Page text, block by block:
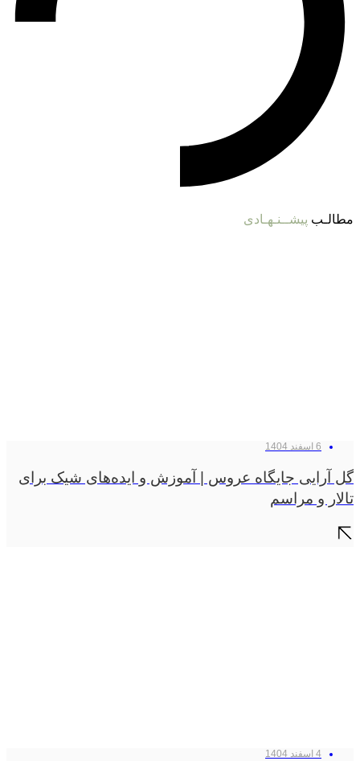
مطالـب پیشــنـهـادی
6 اسفند 1404
گل آرایی جایگاه عروس | آموزش و ایده‌های شیک برای
تالار و مراسم
4 اسفند 1404